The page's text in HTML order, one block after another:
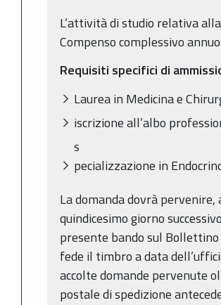
L’attività di studio relativa
Compenso complessivo
Requisiti specifici di
Laurea in Medicina e
iscrizione all’albo
s
pecializzazione in
La domanda dovrà
quindicesimo giorno
presente bando sul
fede il timbro a data
accolte domande pervenute
postale di spedizione